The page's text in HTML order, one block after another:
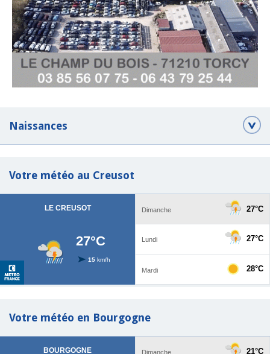
Naissances
Votre météo au Creusot
Votre météo en Bourgogne